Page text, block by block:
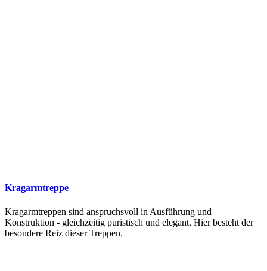
Kragarmtreppe
Kragarmtreppen sind anspruchsvoll in Ausführung und
Konstruktion - gleichzeitig puristisch und elegant. Hier besteht der
besondere Reiz dieser Treppen.